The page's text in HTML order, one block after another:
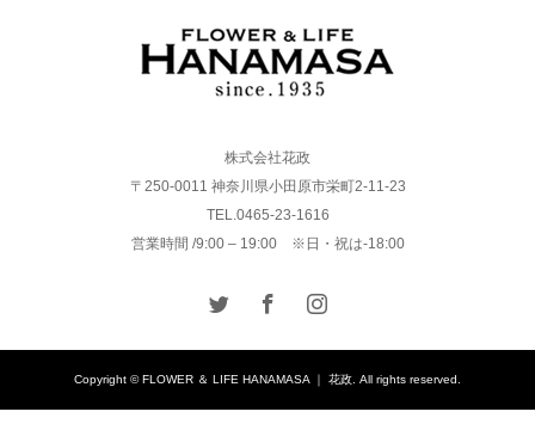
株式会社花政
〒250-0011 神奈川県小田原市栄町2-11-23
TEL.0465-23-1616
営業時間 /9:00 – 19:00 ※日・祝は-18:00
Copyright © FLOWER ＆ LIFE HANAMASA ｜ 花政. All rights reserved.